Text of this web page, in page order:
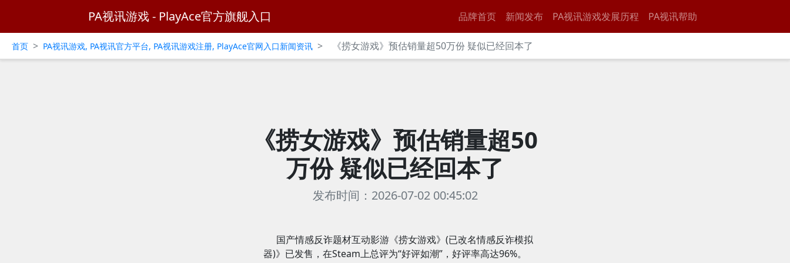
PA视讯游戏 - PlayAce官方旗舰入口 品牌首页 新闻发布 PA视讯游戏发展历程 PA视讯帮助
首页 > PA视讯游戏, PA视讯官方平台, PA视讯游戏注册, PlayAce官网入口新闻资讯 > 《捞女游戏》预估销量超50万份 疑似已经回本了
《捞女游戏》预估销量超50
万份 疑似已经回本了
发布时间：2026-07-02 00:45:02
国产情感反诈题材互动影游《捞女游戏》(已改名情感反诈模拟
器)》已发售，在Steam上总评为“好评如潮”，好评率高达96%。